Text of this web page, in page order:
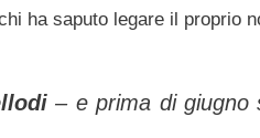
ha saputo legare il proprio
– e prima di giugno